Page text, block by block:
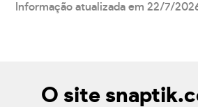
Informação atualizada em 22/7/
O site